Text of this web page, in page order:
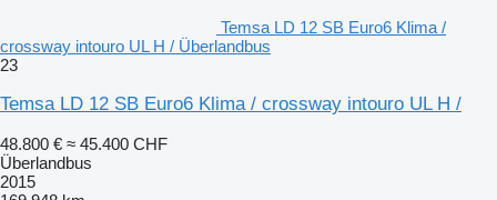
Temsa LD 12 SB Euro6 Klima /
crossway intouro UL H / Überlandbus
23
Temsa LD 12 SB Euro6 Klima / crossway intouro UL H /
48.800 € ≈ 45.400 CHF
Überlandbus
2015